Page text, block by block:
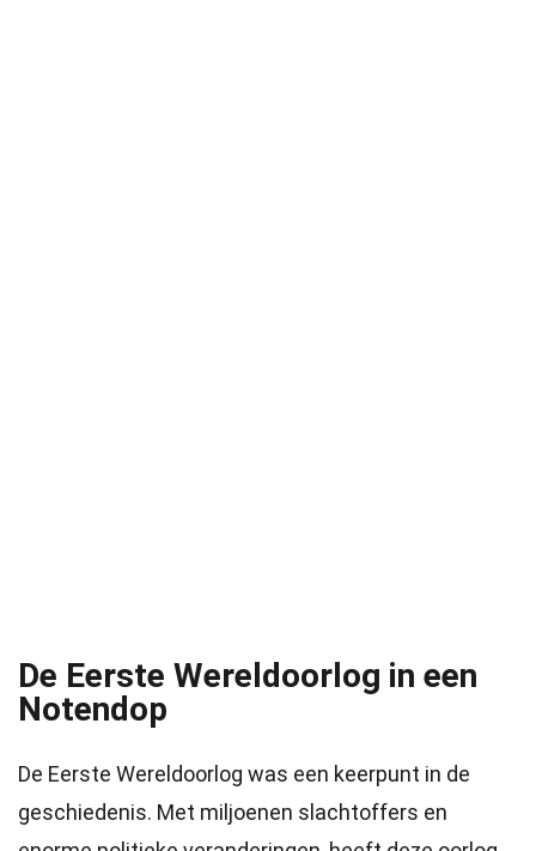
De Eerste Wereldoorlog in een
Notendop
De Eerste Wereldoorlog was een keerpunt in de
geschiedenis. Met miljoenen slachtoffers en